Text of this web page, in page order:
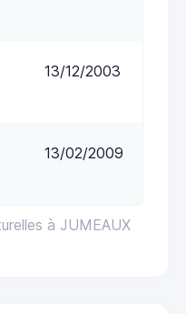
à JUMEAUX
13/12/2003
13/02/2009